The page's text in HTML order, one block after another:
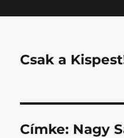
Csak a
Címke: Nagy